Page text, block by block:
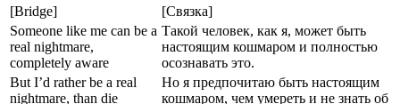
[Bridge]
[Связка]
Someone like me can be a
real nightmare,
completely aware
Такой человек, как я, может быть
настоящим кошмаром и полностью
осознавать это.
But I’d rather be a real
nightmare, than die
Но я предпочитаю быть настоящим
кошмаром, чем умереть и не знать об